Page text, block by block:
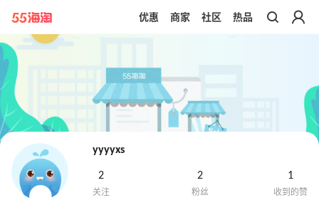
带你去官网买正品
优惠 商家 社区 热品
yyyyxs
2 2 1